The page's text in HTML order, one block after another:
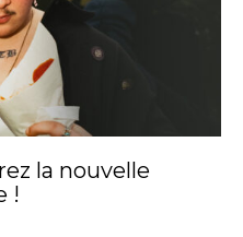
la nouvelle
!